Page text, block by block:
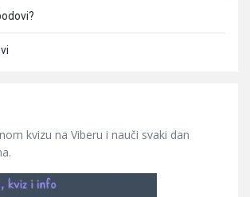
kvizu na Viberu i nauči svaki dan